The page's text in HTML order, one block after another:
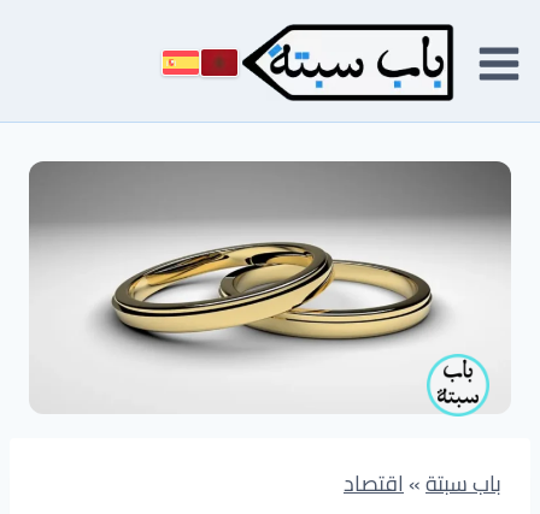
إلى
المحتوى
باب سبتة»اقتصاد